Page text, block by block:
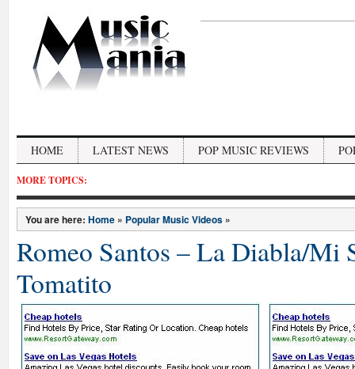
HOME LATEST NEWS POP MUSIC REVIEWS
MORE TOPICS:
You are here: Home » Popular Music Videos »
Romeo Santos – La Diabla/Mi
Tomatito